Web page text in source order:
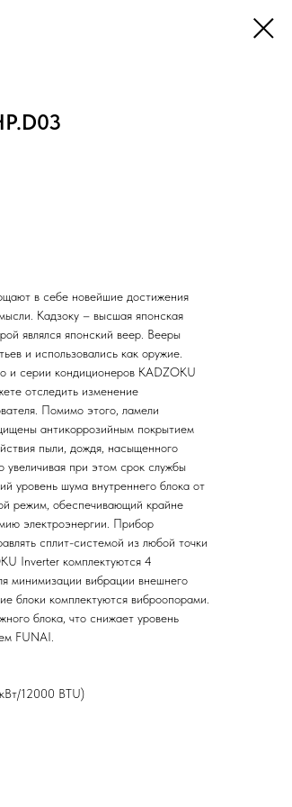
в себе новейшие достижения
Кадзоку – высшая японская
являлся японский веер. Вееры
и использовались как оружие.
и серии кондиционеров KADZOKU
отследить изменение
Помимо этого, ламели
антикоррозийным покрытием
пыли, дождя, насыщенного
увеличивая при этом срок службы
уровень шума внутреннего блока от
режим, обеспечивающий крайне
электроэнергии. Прибор
сплит-системой из любой точки
Inverter комплектуются 4
минимизации вибрации внешнего
блоки комплектуются виброопорами.
блока, что снижает уровень
FUNAI.
12000 BTU)